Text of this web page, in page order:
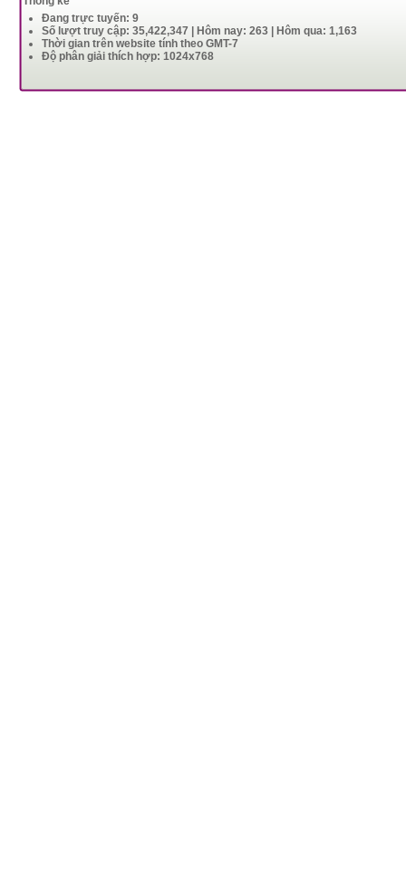
Đang trực tuyến: 9
Số lượt truy cập: 35,422,347 | Hôm nay: 263 | Hôm qua: 1,163
Thời gian trên website tính theo GMT-7
Độ phân giải thích hợp: 1024x768